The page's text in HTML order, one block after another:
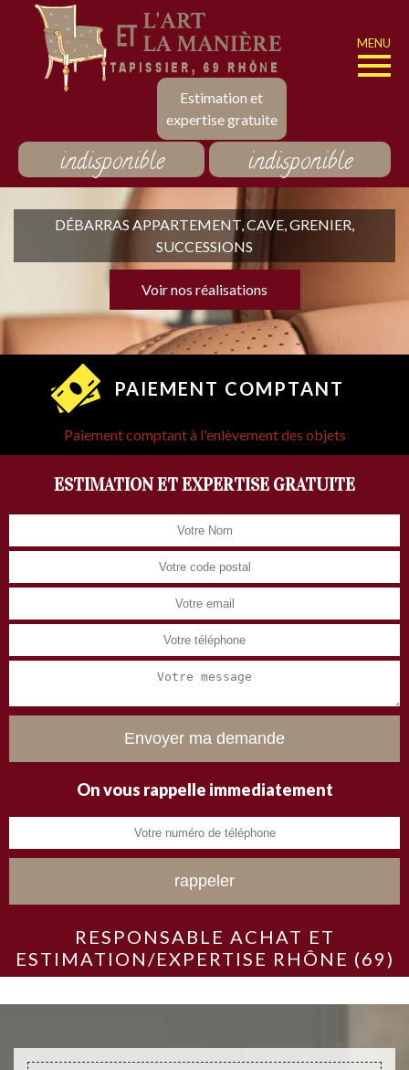
Estimation et
expertise gratuite
MENU
indisponible indisponible
DÉBARRAS APPARTEMENT, CAVE, GRENIER,
SUCCESSIONS
Voir nos réalisations
PAIEMENT COMPTANT
Paiement comptant à l'enlèvement des objets
ESTIMATION ET EXPERTISE GRATUITE
On vous rappelle immediatement
RESPONSABLE ACHAT ET
ESTIMATION/EXPERTISE RHÔNE (69)